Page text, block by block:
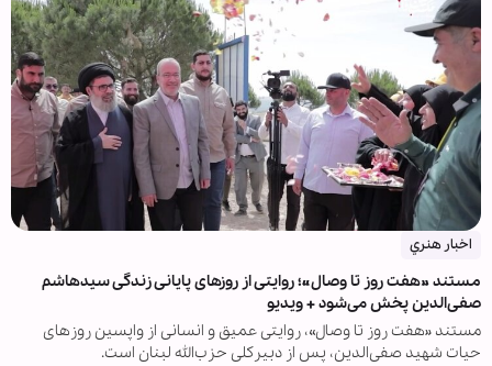
اخبار هنري
مستند »هفت روز تا وصال«؛ روایتی از روزهای پایانی زندگی سیدهاشم
صفی‌الدین پخش می‌شود + ویدیو
مستند «هفت روز تا وصال»، روایتی عمیق و انسانی از واپسین روزهای
حیات شهید صفی‌الدین، پس از دبیرکلی حزب‌الله لبنان است.